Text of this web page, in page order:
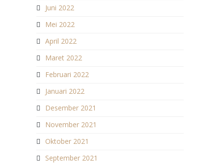
Juni 2022
Mei 2022
April 2022
Maret 2022
Februari 2022
Januari 2022
Desember 2021
November 2021
Oktober 2021
September 2021